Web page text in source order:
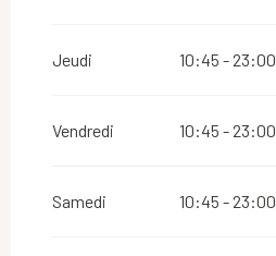
Jeudi 10:45 - 23:00
Vendredi 10:45 - 23:00
Samedi 10:45 - 23:00